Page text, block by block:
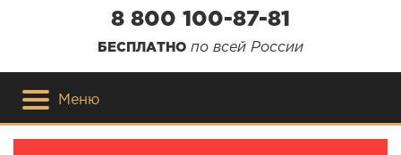
8 800 100-87-81
БЕСПЛАТНО по всей России
Меню